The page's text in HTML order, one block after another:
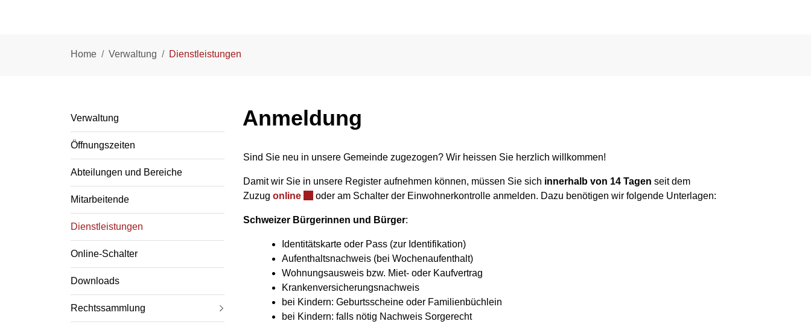
Home Verwaltung Dienstleistungen
Subnavigation
Verwaltung
Öffnungszeiten
Abteilungen und Bereiche
Mitarbeitende
Dienstleistungen
u
g
e
Online-Schalter
Downloads
Rechtssammlung
Anmeldung
Sind Sie neu in unsere Gemeinde zugezogen? Wir heissen Sie herzlich willkommen!
Damit wir Sie in unsere Register aufnehmen können, müssen Sie sich innerhalb von 14 Tagen seit dem
Zuzug onlineExterner Link wird in einem neuen Fenster geöffnet.
oder am Schalter der Einwohnerkontrolle anmelden. Dazu benötigen wir folgende Unterlagen:
Schweizer Bürgerinnen und Bürger:
Identitätskarte oder Pass (zur Identifikation)
Aufenthaltsnachweis (bei Wochenaufenthalt)
Wohnungsausweis bzw. Miet- oder Kaufvertrag
Krankenversicherungsnachweis
bei Kindern: Geburtsscheine oder Familienbüchlein
bei Kindern: falls nötig Nachweis Sorgerecht